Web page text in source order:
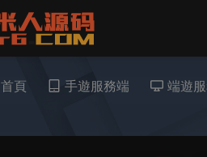
首頁 手遊服務端 端遊